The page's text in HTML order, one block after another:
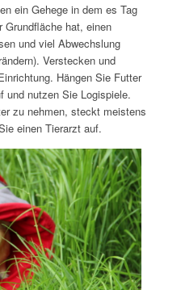
ein Gehege in dem es Tag
Grundfläche hat, einen
und viel Abwechslung
Verstecken und
Hängen Sie Futter
und nutzen Sie Logispiele.
zu nehmen, steckt meistens
einen Tierarzt auf.